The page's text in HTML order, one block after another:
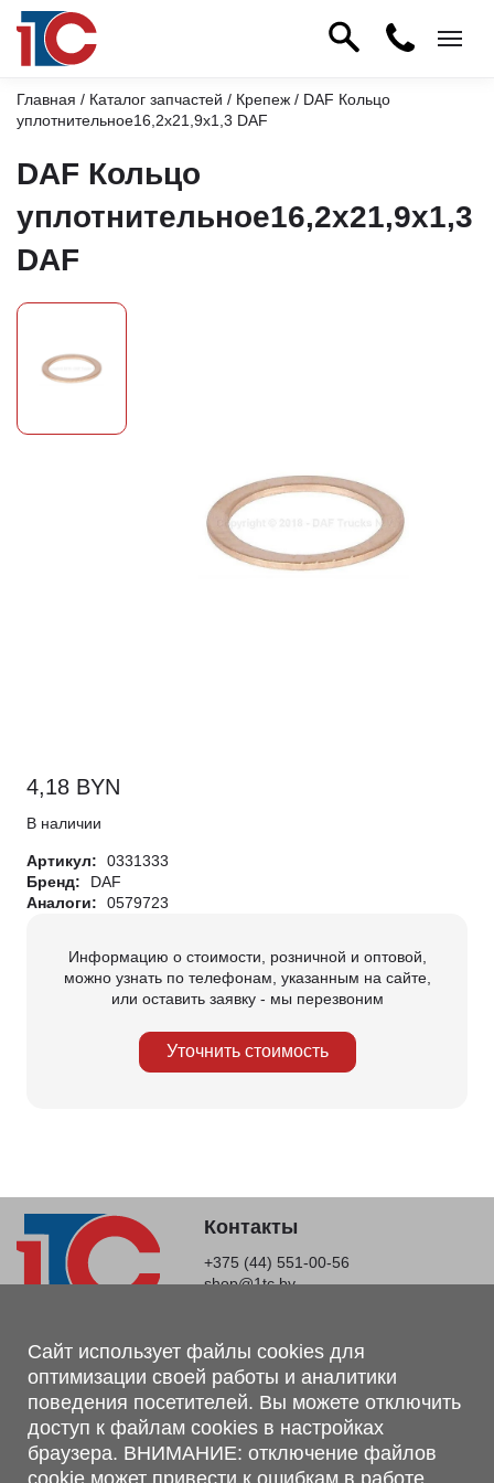
Главная / Каталог запчастей / Крепеж / DAF Кольцо
уплотнительное16,2х21,9х1,3 DAF
DAF Кольцо
уплотнительное16,2х21,9х1,3
DAF
4,18 BYN
В наличии
Артикул:
0331333
Бренд:
DAF
Аналоги:
0579723
Информацию о стоимости, розничной и оптовой,
можно узнать по телефонам, указанным на сайте,
или оставить заявку - мы перезвоним
Уточнить стоимость
Контакты
+375 (44) 551-00-56
shop@1tc.by
Магазин, склад
г. Минск, Минский р-н, п. Привольный, ул. Мира, 20А,
223062
г. Брест, ул. Лейтенанта Рябцева, 108 В, 224701
Обращаем Ваше внимание, что вся предоставленная на сайте
Сайт использует файлы cookies для
оптимизации своей работы и аналитики
поведения посетителей. Вы можете отключить
доступ к файлам cookies в настройках
браузера. ВНИМАНИЕ: отключение файлов
cookie может привести к ошибкам в работе